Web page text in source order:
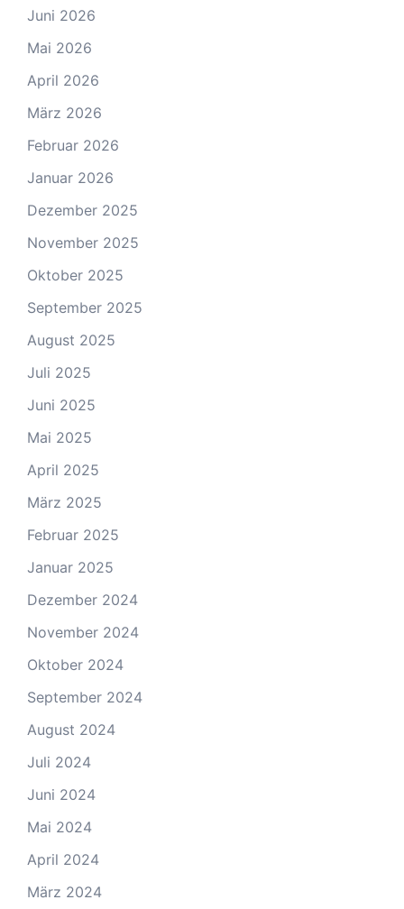
Juni 2026
Mai 2026
April 2026
März 2026
Februar 2026
Januar 2026
Dezember 2025
November 2025
Oktober 2025
September 2025
August 2025
Juli 2025
Juni 2025
Mai 2025
April 2025
März 2025
Februar 2025
Januar 2025
Dezember 2024
November 2024
Oktober 2024
September 2024
August 2024
Juli 2024
Juni 2024
Mai 2024
April 2024
März 2024